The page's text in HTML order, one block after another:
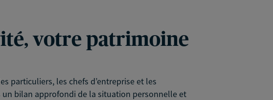
votre patrimoine
particuliers, les chefs d’entreprise et les
bilan approfondi de la situation personnelle et